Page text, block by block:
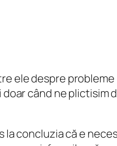
ele despre
când ne plictisim
concluzia că e